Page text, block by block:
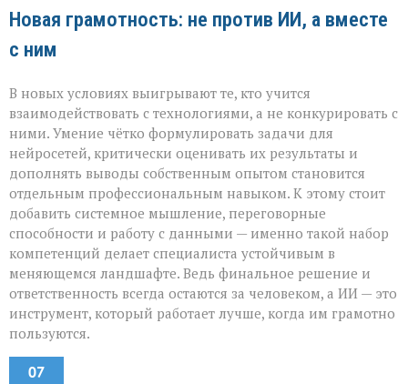
Новая грамотность: не против ИИ, а вместе
с ним
В новых условиях выигрывают те, кто учится
взаимодействовать с технологиями, а не конкурировать с
ними. Умение чётко формулировать задачи для
нейросетей, критически оценивать их результаты и
дополнять выводы собственным опытом становится
отдельным профессиональным навыком. К этому стоит
добавить системное мышление, переговорные
способности и работу с данными — именно такой набор
компетенций делает специалиста устойчивым в
меняющемся ландшафте. Ведь финальное решение и
ответственность всегда остаются за человеком, а ИИ — это
инструмент, который работает лучше, когда им грамотно
пользуются.
07